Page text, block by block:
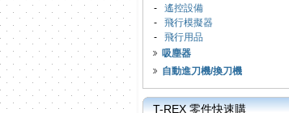
- 遙控設備
- 飛行模擬器
- 飛行用品
吸塵器
自動進刀機/換刀機
T-REX 零件快速購